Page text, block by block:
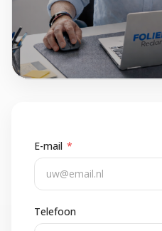
E-mail *
Telefoon